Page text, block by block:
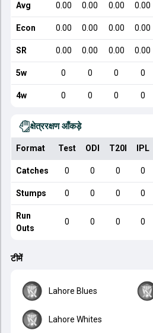
Avg 0.00 0.00 0.00 0.00
Econ 0.00 0.00 0.00 0.00
SR 0.00 0.00 0.00 0.00
5w 0 0 0 0
4w 0 0 0 0
क्षेत्ररक्षण आँकड़े
Format Test ODI T20I IPL
Catches 0 0 0 0
Stumps 0 0 0 0
Run
Outs
0 0 0 0
टीमें
Lahore Blues
Lahore Whites